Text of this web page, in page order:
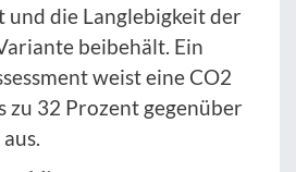
und die Langlebigkeit der
beibehält. Ein
weist eine CO2
zu 32 Prozent gegenüber